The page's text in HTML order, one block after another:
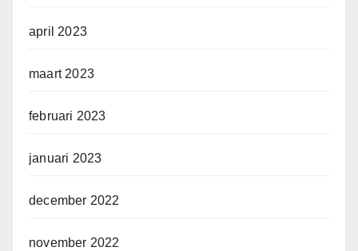
april 2023
maart 2023
februari 2023
januari 2023
december 2022
november 2022